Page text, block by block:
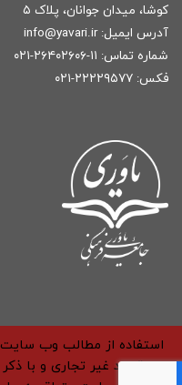
کوشا، میدان جوانان، پلاک ۵
آدرس ایمیل: info@yavari.ir
شماره تماس: ۱۱-۲۶۴۰۲۶۰۶-۰۲۱
فکس: ۲۲۲۲۹۵۷۷-۰۲۱
استفاده از مطالب وب
مقاصد غیر تجاری و با